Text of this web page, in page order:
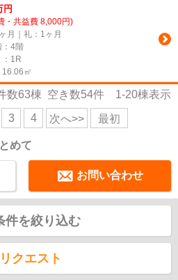
円
・共益費 8,000円)
月｜礼：1ヶ月
：4階
：1R
㎡
数63棟 空き数54件 1-20棟表示
3 4 次へ>> 最初
めて
お問い合わせ
件を絞り込む
クエスト